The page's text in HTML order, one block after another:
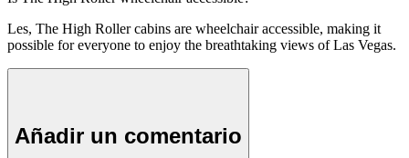
Les, The High Roller cabins are wheelchair accessible, making it
possible for everyone to enjoy the breathtaking views of Las Vegas.
Añadir un comentario